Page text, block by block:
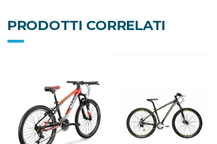
PRODOTTI CORRELATI